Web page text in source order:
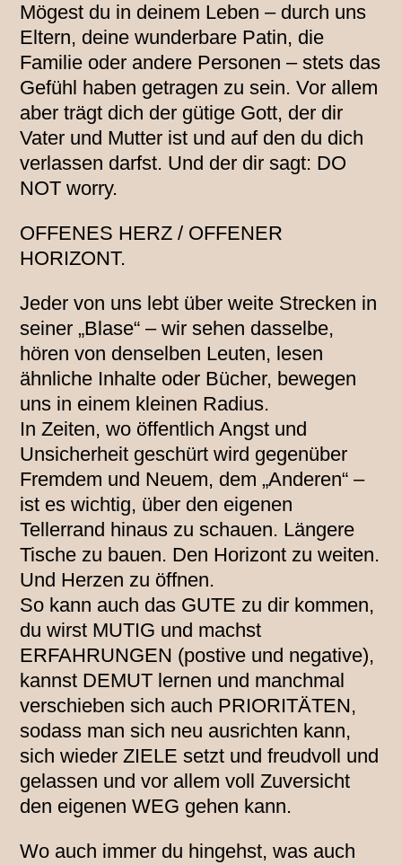
Mögest du in deinem Leben – durch uns
Eltern, deine wunderbare Patin, die
Familie oder andere Personen – stets das
Gefühl haben getragen zu sein. Vor allem
aber trägt dich der gütige Gott, der dir
Vater und Mutter ist und auf den du dich
verlassen darfst. Und der dir sagt: DO
NOT worry.
OFFENES HERZ / OFFENER
HORIZONT.
Jeder von uns lebt über weite Strecken in
seiner „Blase“ – wir sehen dasselbe,
hören von denselben Leuten, lesen
ähnliche Inhalte oder Bücher, bewegen
uns in einem kleinen Radius.
In Zeiten, wo öffentlich Angst und
Unsicherheit geschürt wird gegenüber
Fremdem und Neuem, dem „Anderen“ –
ist es wichtig, über den eigenen
Tellerrand hinaus zu schauen. Längere
Tische zu bauen. Den Horizont zu weiten.
Und Herzen zu öffnen.
So kann auch das GUTE zu dir kommen,
du wirst MUTIG und machst
ERFAHRUNGEN (postive und negative),
kannst DEMUT lernen und manchmal
verschieben sich auch PRIORITÄTEN,
sodass man sich neu ausrichten kann,
sich wieder ZIELE setzt und freudvoll und
gelassen und vor allem voll Zuversicht
den eigenen WEG gehen kann.
Wo auch immer du hingehst, was auch